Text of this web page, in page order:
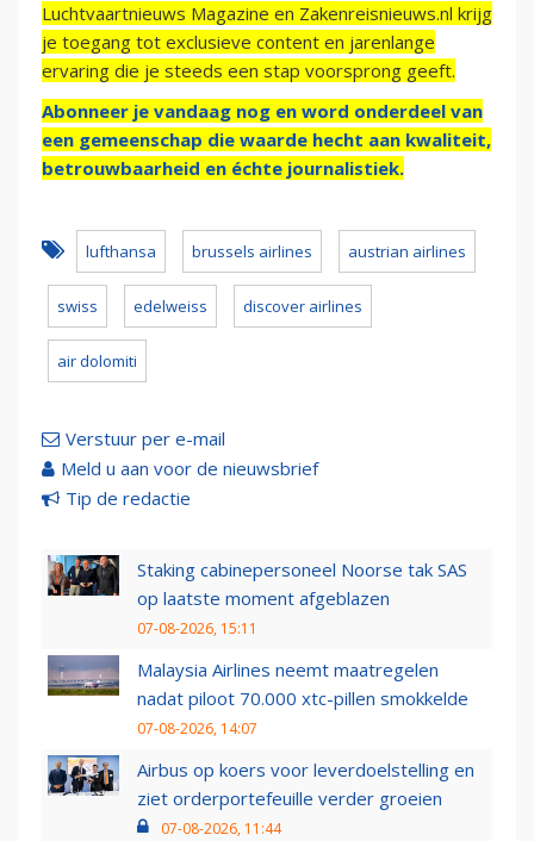
Luchtvaartnieuws Magazine en Zakenreisnieuws.nl krijg
je toegang tot exclusieve content en jarenlange
ervaring die je steeds een stap voorsprong geeft.
Abonneer je vandaag nog en word onderdeel van
een gemeenschap die waarde hecht aan kwaliteit,
betrouwbaarheid en échte journalistiek.
lufthansa brussels airlines austrian airlines
swiss edelweiss discover airlines
air dolomiti
Verstuur per e-mail
Meld u aan voor de nieuwsbrief
Tip de redactie
Staking cabinepersoneel Noorse tak SAS
op laatste moment afgeblazen
07-08-2026, 15:11
Malaysia Airlines neemt maatregelen
nadat piloot 70.000 xtc-pillen smokkelde
07-08-2026, 14:07
Airbus op koers voor leverdoelstelling en
ziet orderportefeuille verder groeien
07-08-2026, 11:44